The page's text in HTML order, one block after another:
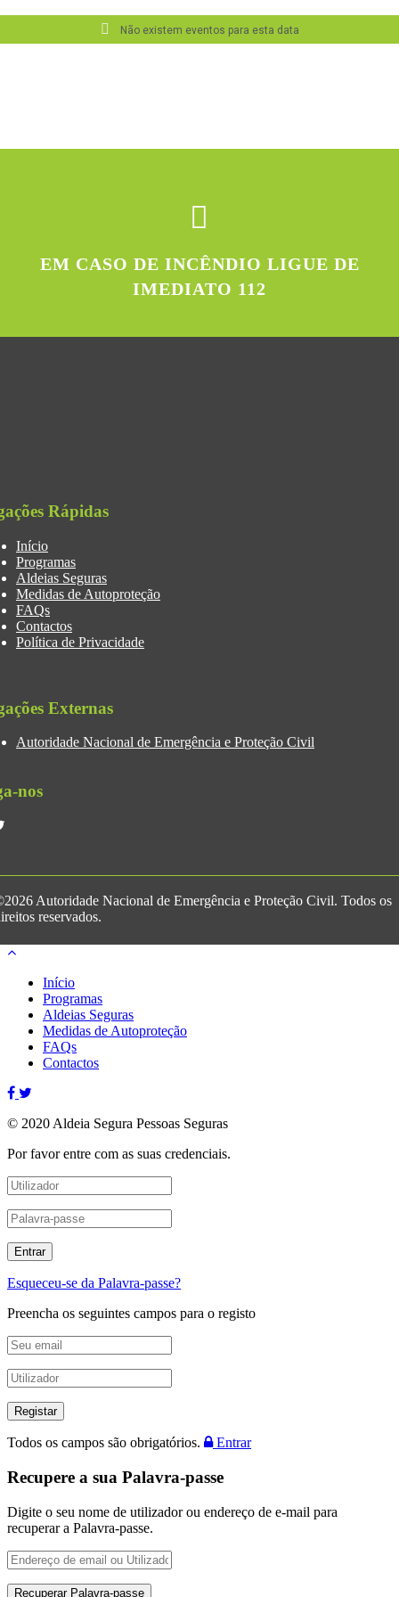
Não existem eventos para esta data
EM CASO DE INCÊNDIO LIGUE DE
IMEDIATO 112
Rápidas
Início
Programas
Aldeias Seguras
Medidas de Autoproteção
FAQs
Contactos
Política de Privacidade
Externas
Autoridade Nacional de Emergência e Proteção Civil
nos
Autoridade Nacional de Emergência e Proteção Civil. Todos os
reservados.
Início
Programas
Aldeias Seguras
Medidas de Autoproteção
FAQs
Contactos
© 2020 Aldeia Segura Pessoas Seguras
Por favor entre com as suas credenciais.
Esqueceu-se da Palavra-passe?
Preencha os seguintes campos para o registo
Todos os campos são obrigatórios. Entrar
Recupere a sua Palavra-passe
Digite o seu nome de utilizador ou endereço de e-mail para
recuperar a Palavra-passe.